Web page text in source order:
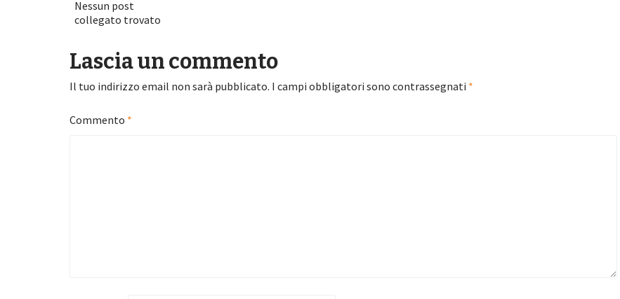
Nessun post
collegato trovato
Lascia un commento
Il tuo indirizzo email non sarà pubblicato. I campi obbligatori sono contrassegnati *
Commento *